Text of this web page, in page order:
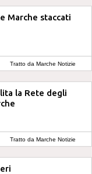
Marche staccati
Tratto da Marche Notizie
la Rete degli
Tratto da Marche Notizie